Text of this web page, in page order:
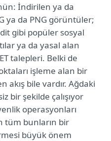
İndirilen ya da
ya da PNG görüntüler;
gibi popüler sosyal
ya da yasal alan
talepleri. Belki de
işleme alan bir
akış bile vardır. Ağdaki
bir şekilde çalışıyor
operasyonları
tüm bunların bir
büyük önem